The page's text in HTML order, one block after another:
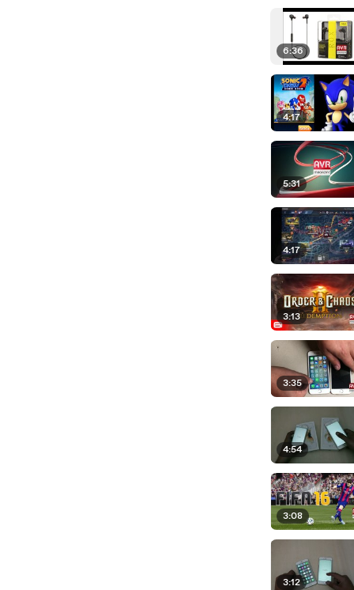
6:36
4:17
5:31
4:17
3:13
3:35
4:54
3:08
3:12